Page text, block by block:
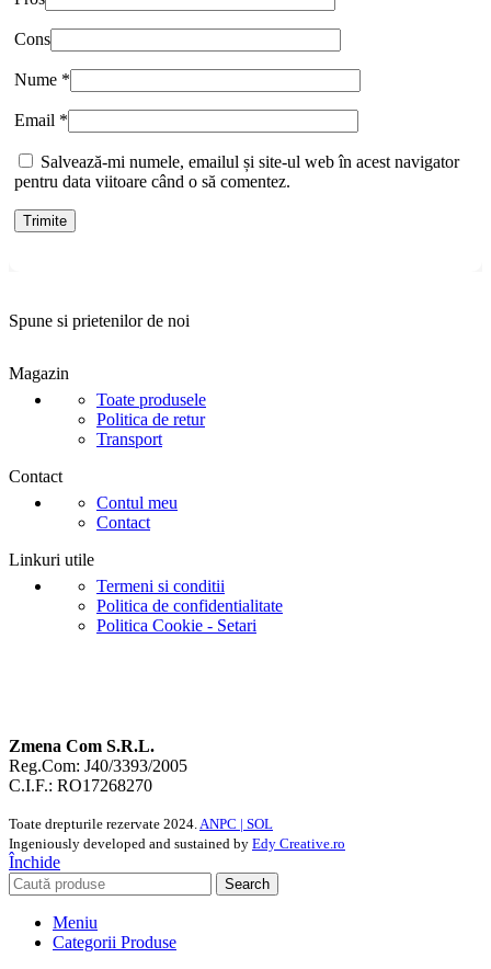
Cons
Nume *
Email *
Salvează-mi numele, emailul și site-ul web în acest navigator
pentru data viitoare când o să comentez.
Spune si prietenilor de noi
Magazin
Toate produsele
Politica de retur
Transport
Contact
Contul meu
Contact
Linkuri utile
Termeni si conditii
Politica de confidentialitate
Politica Cookie - Setari
Zmena Com S.R.L.
Reg.Com: J40/3393/2005
C.I.F.: RO17268270
Toate drepturile rezervate 2024.ANPC | SOL
Ingeniously developed and sustained by Edy Creative.ro
Închide
Search
Meniu
Categorii Produse